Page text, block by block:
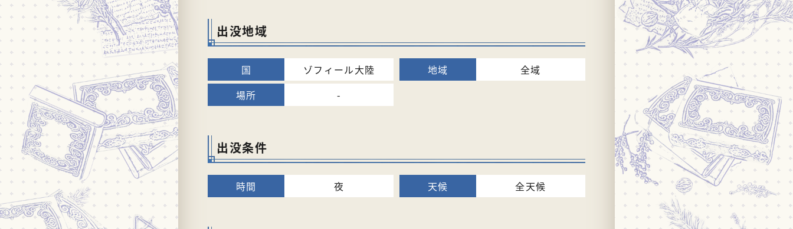
出没地域
ゾフィール大陸
全域
-
出没条件
夜 全天候